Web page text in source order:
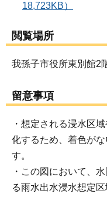
18,723KB）
閲覧場所
我孫子市役所東別館
留意事項
・想定される浸水区
化するため、着色が
す。
・この図において、
る雨水出水浸水想定